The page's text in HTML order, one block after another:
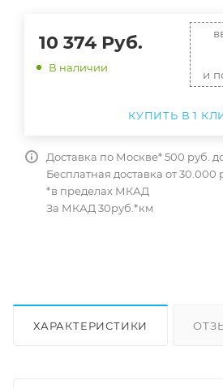
10 374 Руб.
В наличии
и
КУПИТЬ В 1
Доставка по Москве* 500 руб.
Бесплатная доставка от 30.000
*в пределах МКАД
За МКАД 30руб.*км
ХАРАКТЕРИСТИКИ